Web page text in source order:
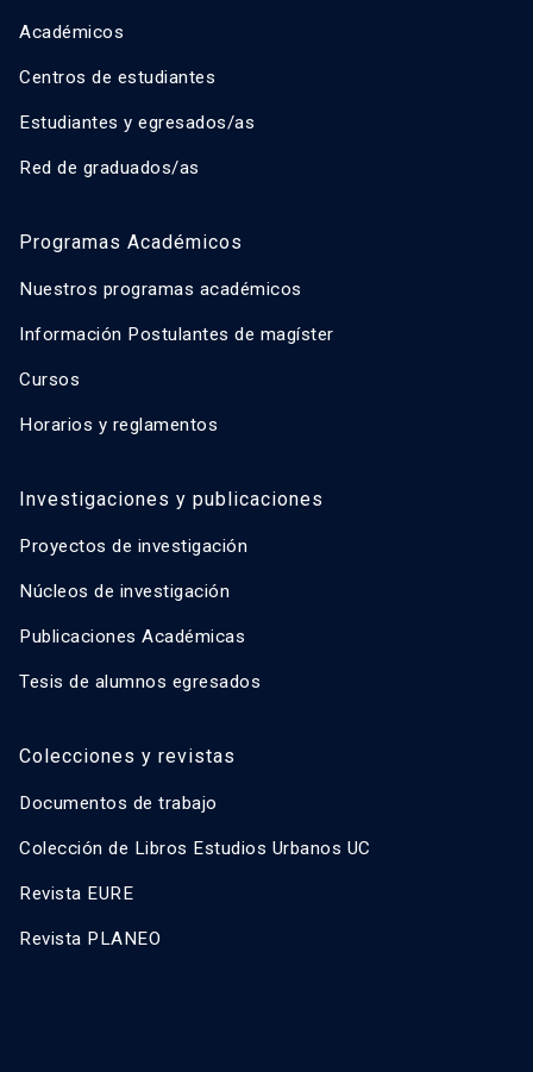
Académicos
Centros de estudiantes
Estudiantes y egresados/as
Red de graduados/as
Programas Académicos
Nuestros programas académicos
Información Postulantes de magíster
Cursos
Horarios y reglamentos
Investigaciones y publicaciones
Proyectos de investigación
Núcleos de investigación
Publicaciones Académicas
Tesis de alumnos egresados
Colecciones y revistas
Documentos de trabajo
Colección de Libros Estudios Urbanos UC
Revista EURE
Revista PLANEO